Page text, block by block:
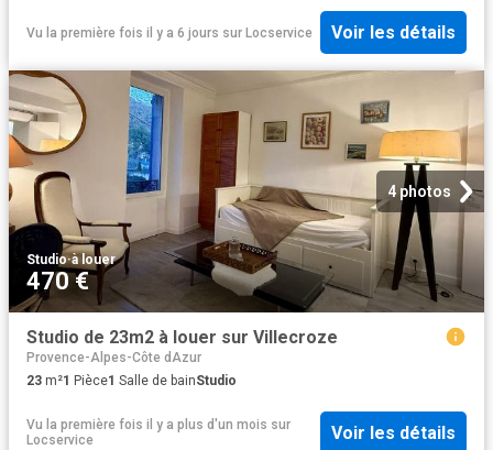
Vu la première fois il y a 6 jours sur Locservice Voir les détails
4 photos
Studio·à louer
470 €
Studio de 23m2 à louer sur Villecroze
Provence-Alpes-Côte dAzur
23 m²1 Pièce1 Salle de bainStudio
Vu la première fois il y a plus d'un mois sur
Locservice
Voir les détails